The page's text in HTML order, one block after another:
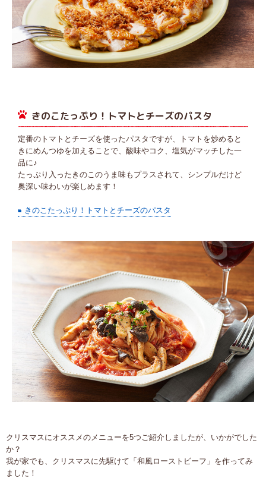
きのこたっぷり！トマトとチーズのパスタ
定番のトマトとチーズを使ったパスタですが、トマトを炒めると
きにめんつゆを加えることで、酸味やコク、塩気がマッチした一
品に♪
たっぷり入ったきのこのうま味もプラスされて、シンプルだけど
奥深い味わいが楽しめます！
きのこたっぷり！トマトとチーズのパスタ
クリスマスにオススメのメニューを5つご紹介しましたが、いかがでした
か？
我が家でも、クリスマスに先駆けて「和風ローストビーフ」を作ってみ
ました！